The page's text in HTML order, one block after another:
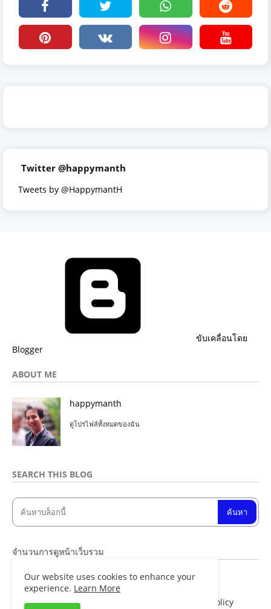
Twitter @happymanth
Tweets by @HappymantH
ขับเคลื่อนโดย
Blogger
ABOUT ME
happymanth
ดูโปรไฟล์ทั้งหมดของฉัน
SEARCH THIS BLOG
จำนวนการดูหน้าเว็บรวม
8061
Home
About Privacy Policy
Our website uses cookies to enhance your
experience. Learn More